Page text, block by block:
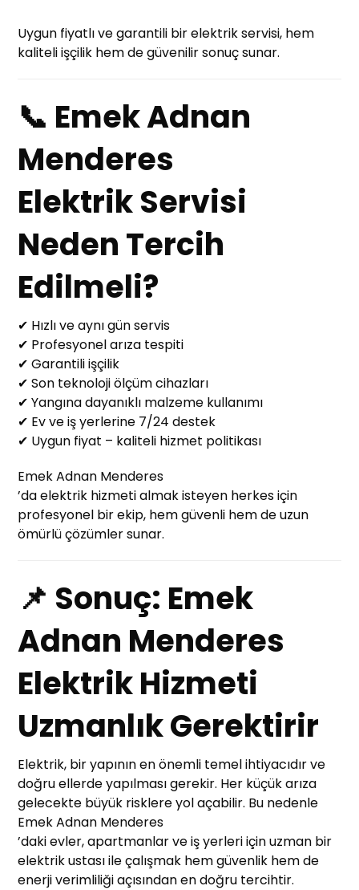
Uygun fiyatlı ve garantili bir elektrik servisi, hem
kaliteli işçilik hem de güvenilir sonuç sunar.
📞 Emek Adnan
Menderes
Elektrik Servisi
Neden Tercih
Edilmeli?
✔ Hızlı ve aynı gün servis
✔ Profesyonel arıza tespiti
✔ Garantili işçilik
✔ Son teknoloji ölçüm cihazları
✔ Yangına dayanıklı malzeme kullanımı
✔ Ev ve iş yerlerine 7/24 destek
✔ Uygun fiyat – kaliteli hizmet politikası
Emek Adnan Menderes
’da elektrik hizmeti almak isteyen herkes için
profesyonel bir ekip, hem güvenli hem de uzun
ömürlü çözümler sunar.
📌 Sonuç: Emek
Adnan Menderes
Elektrik Hizmeti
Uzmanlık Gerektirir
Elektrik, bir yapının en önemli temel ihtiyacıdır ve
doğru ellerde yapılması gerekir. Her küçük arıza
gelecekte büyük risklere yol açabilir. Bu nedenle
Emek Adnan Menderes
’daki evler, apartmanlar ve iş yerleri için uzman bir
elektrik ustası ile çalışmak hem güvenlik hem de
enerji verimliliği açısından en doğru tercihtir.